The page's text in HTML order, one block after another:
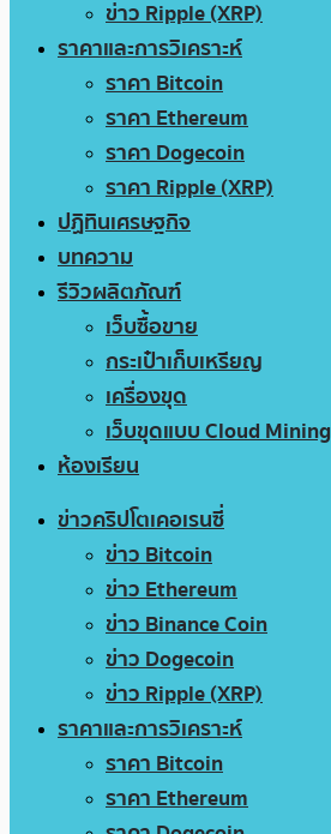
ข่าว Ripple (XRP)
ราคาและการวิเคราะห์
ราคา Bitcoin
ราคา Ethereum
ราคา Dogecoin
ราคา Ripple (XRP)
ปฏิทินเศรษฐกิจ
บทความ
รีวิวผลิตภัณฑ์
เว็บซื้อขาย
กระเป๋าเก็บเหรียญ
เครื่องขุด
เว็บขุดแบบ Cloud Mining
ห้องเรียน
ข่าวคริปโตเคอเรนซี่
ข่าว Bitcoin
ข่าว Ethereum
ข่าว Binance Coin
ข่าว Dogecoin
ข่าว Ripple (XRP)
ราคาและการวิเคราะห์
ราคา Bitcoin
ราคา Ethereum